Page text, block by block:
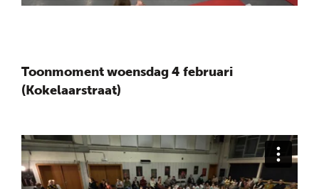
Toonmoment woensdag 4 februari
(Kokelaarstraat)